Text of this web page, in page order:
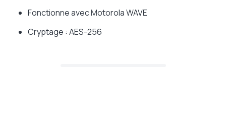
Fonctionne avec Motorola WAVE
Cryptage : AES-256